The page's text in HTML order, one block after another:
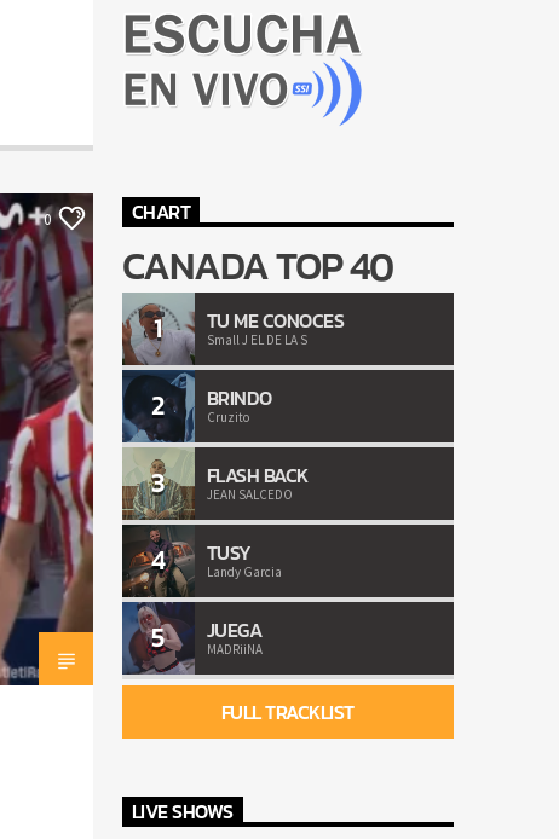
0 CHART
CANADA TOP 40
1 TU ME CONOCES
Small J EL DE LA S
2 BRINDO
Cruzito
3 FLASH BACK
JEAN SALCEDO
4 TUSY
Landy Garcia
5 JUEGA
MADRiiNA
FULL TRACKLIST
LIVE SHOWS